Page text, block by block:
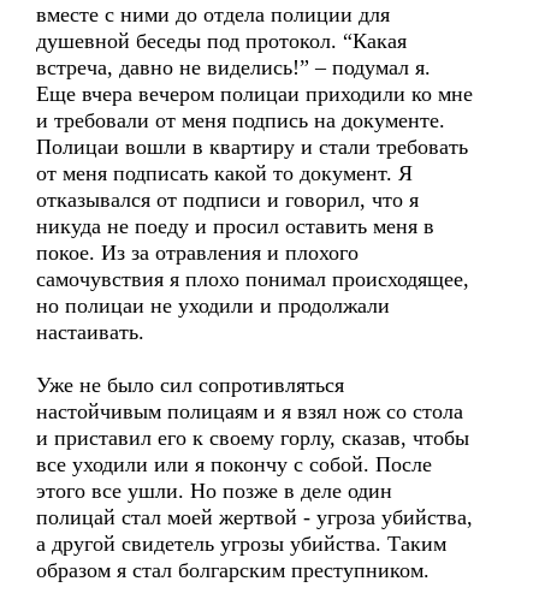
вместе с ними до отдела полиции для
душевной беседы под протокол. “Какая
встреча, давно не виделись!” – подумал я.
Еще вчера вечером полицаи приходили ко мне
и требовали от меня подпись на документе.
Полицаи вошли в квартиру и стали требовать
от меня подписать какой то документ. Я
отказывался от подписи и говорил, что я
никуда не поеду и просил оставить меня в
покое. Из за отравления и плохого
самочувствия я плохо понимал происходящее,
но полицаи не уходили и продолжали
настаивать.
Уже не было сил сопротивляться
настойчивым полицаям и я взял нож со стола
и приставил его к своему горлу, сказав, чтобы
все уходили или я покончу с собой. После
этого все ушли. Но позже в деле один
полицай стал моей жертвой - угроза убийства,
а другой свидетель угрозы убийства. Таким
образом я стал болгарским преступником.